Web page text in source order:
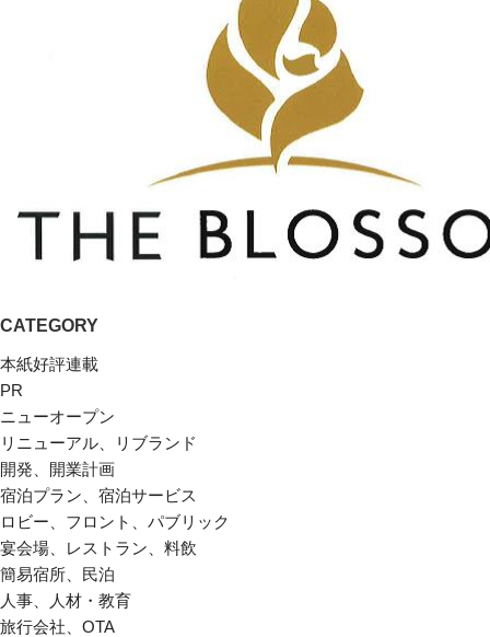
CATEGORY
本紙好評連載
PR
ニューオープン
リニューアル、リブランド
開発、開業計画
宿泊プラン、宿泊サービス
ロビー、フロント、パブリック
宴会場、レストラン、料飲
簡易宿所、民泊
人事、人材・教育
旅行会社、OTA